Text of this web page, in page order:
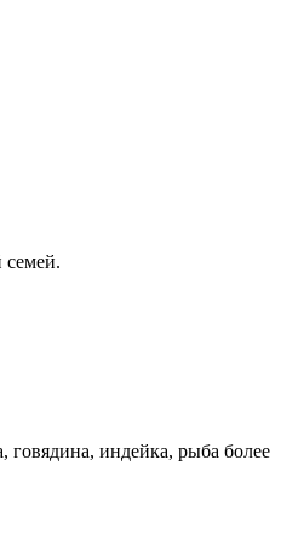
семей.
говядина, индейка, рыба более